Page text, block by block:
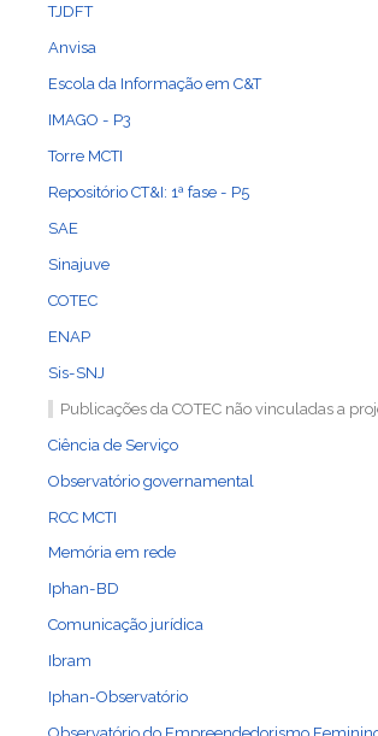
TJDFT
Anvisa
Escola da Informação em C&T
IMAGO - P3
Torre MCTI
Repositório CT&I: 1ª fase - P5
SAE
Sinajuve
COTEC
ENAP
Sis-SNJ
Publicações da COTEC não vinculadas a
Ciência de Serviço
Observatório governamental
RCC MCTI
Memória em rede
Iphan-BD
Comunicação jurídica
Ibram
Iphan-Observatório